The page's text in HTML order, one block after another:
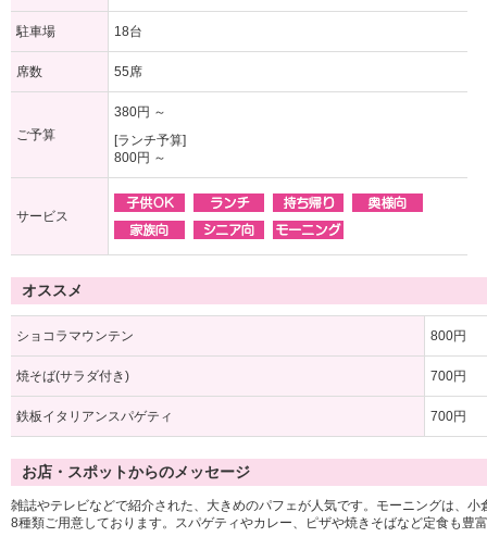
駐車場 18台
席数 55席
ご予算
380円 ～
[ランチ予算]
800円 ～
サービス
オススメ
ショコラマウンテン 800円
焼そば(サラダ付き) 700円
鉄板イタリアンスパゲティ 700円
お店・スポットからのメッセージ
雑誌やテレビなどで紹介された、大きめのパフェが人気です。モーニングは、
8種類ご用意しております。スパゲティやカレー、ピザや焼きそばなど定食も豊